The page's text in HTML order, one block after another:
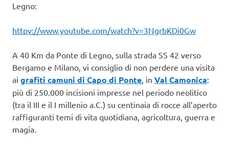
Legno:
httpv://www.youtube.com/watch?v=3NgrbKDi0Gw
A 40 Km da Ponte di Legno, sulla strada SS 42 verso
Bergamo e Milano, vi consiglio di non perdere una visita
ai grafiti camuni di Capo di Ponte, in Val Camonica:
più di 250.000 incisioni impresse nel periodo neolitico
(tra il III e il I millenio a.C.) su centinaia di rocce all’aperto
raffiguranti temi di vita quotidiana, agricoltura, guerra e
magia.